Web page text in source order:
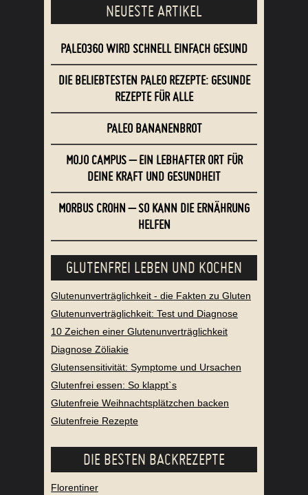
NEUESTE ARTIKEL
PALEO360 WIRD SCHNELL EINFACH GESUND
DIE BELIEBTESTEN PALEO REZEPTE: GESUNDE
REZEPTE FÜR ALLE
PALEO BANANENBROT
MOJO CAMPUS – EIN LEBHAFTER ORT FÜR
DEINE KRAFT UND GESUNDHEIT
MORBUS CROHN – SO KANN DIE ERNÄHRUNG
HELFEN
GLUTENFREI LEBEN UND KOCHEN
Glutenunverträglichkeit - die Fakten zu Gluten
Glutenunverträglichkeit: Test und Diagnose
10 Zeichen einer Glutenunverträglichkeit
Diagnose Zöliakie
Glutensensitivität: Symptome und Ursachen
Glutenfrei essen: So klappt`s
Glutenfreie Weihnachtsplätzchen backen
Glutenfreie Rezepte
DIE BESTEN BACKREZEPTE
Florentiner